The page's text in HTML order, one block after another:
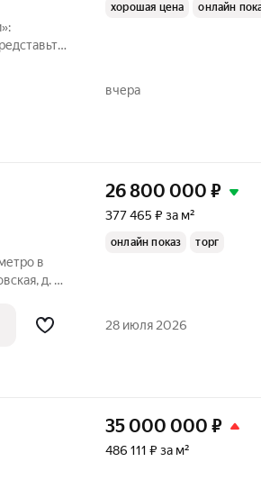
хорошая цена онлайн
вчера
26 800 000 ₽
377 465 ₽ за м²
онлайн показ торг
28 июля 2026
35 000 000 ₽
486 111 ₽ за м²